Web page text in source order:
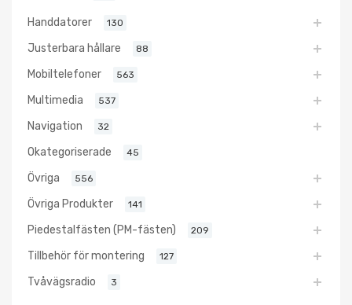
Handdatorer 130
Justerbara hållare 88
Mobiltelefoner 563
Multimedia 537
Navigation 32
Okategoriserade 45
Övriga 556
Övriga Produkter 141
Piedestalfästen (PM-fästen) 209
Tillbehör för montering 127
Tvåvägsradio 3